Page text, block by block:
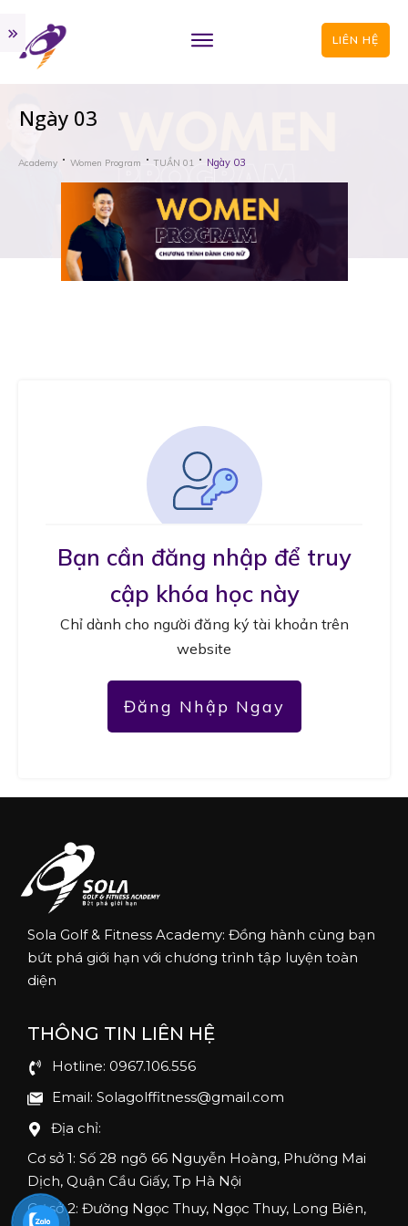
LIÊN HỆ
Ngày 03
Academy Women Program TUẦN 01 Ngày 03
Bạn cần đăng nhập để truy
cập khóa học này
Chỉ dành cho người đăng ký tài khoản trên
website
Đăng Nhập Ngay
Sola Golf & Fitness Academy: Đồng hành cùng bạn
bứt phá giới hạn với chương trình tập luyện toàn
diện
THÔNG TIN LIÊN HỆ
Hotline: 0967.106.556
Email: Solagolffitness@gmail.com
Địa chỉ:
Cơ sở 1: Số 28 ngõ 66 Nguyễn Hoàng, Phường Mai
Dịch, Quận Cầu Giấy, Tp Hà Nội
Cơ sở 2: Đường Ngọc Thuy, Ngọc Thuy, Long Biên,